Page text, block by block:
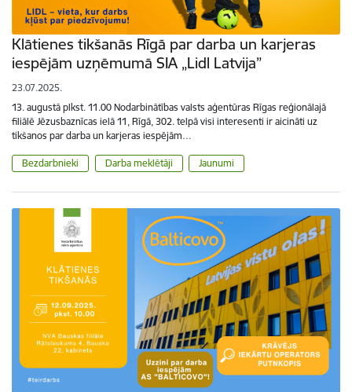
Klātienes tikšanās Rīgā par darba un karjeras
iespējām uzņēmumā SIA „Lidl Latvija”
23.07.2025.
13. augustā plkst. 11.00 Nodarbinātības valsts aģentūras Rīgas reģionālajā
filiālē Jēzusbaznīcas ielā 11, Rīgā, 302. telpā visi interesenti ir aicināti uz
tikšanos par darba un karjeras iespējām…
Bezdarbnieki Darba meklētāji Jaunumi